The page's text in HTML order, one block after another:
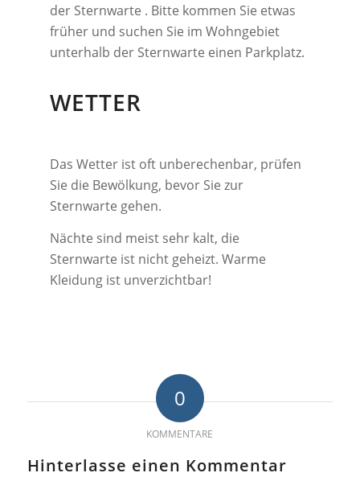
der Sternwarte . Bitte kommen Sie etwas
früher und suchen Sie im Wohngebiet
unterhalb der Sternwarte einen Parkplatz.
WETTER
Das Wetter ist oft unberechenbar, prüfen
Sie die Bewölkung, bevor Sie zur
Sternwarte gehen.
Nächte sind meist sehr kalt, die
Sternwarte ist nicht geheizt. Warme
Kleidung ist unverzichtbar!
0
KOMMENTARE
Hinterlasse einen Kommentar